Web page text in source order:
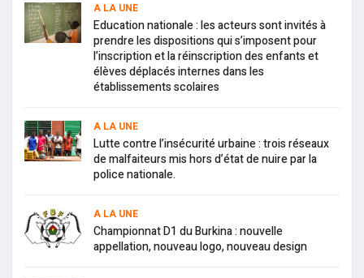
A LA UNE
Education nationale : les acteurs sont invités à
prendre les dispositions qui s’imposent pour
l’inscription et la réinscription des enfants et
élèves déplacés internes dans les
établissements scolaires
A LA UNE
Lutte contre l’insécurité urbaine : trois réseaux
de malfaiteurs mis hors d’état de nuire par la
police nationale.
A LA UNE
Championnat D1 du Burkina : nouvelle
appellation, nouveau logo, nouveau design